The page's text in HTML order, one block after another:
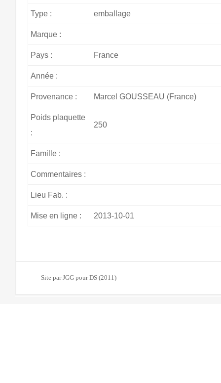
Type : emballage
Marque :
Pays : France
Année :
Provenance : Marcel GOUSSEAU (France)
Poids plaquette
:
250
Famille :
Commentaires :
Lieu Fab. :
Mise en ligne : 2013-10-01
Site par JGG pour DS (2011)